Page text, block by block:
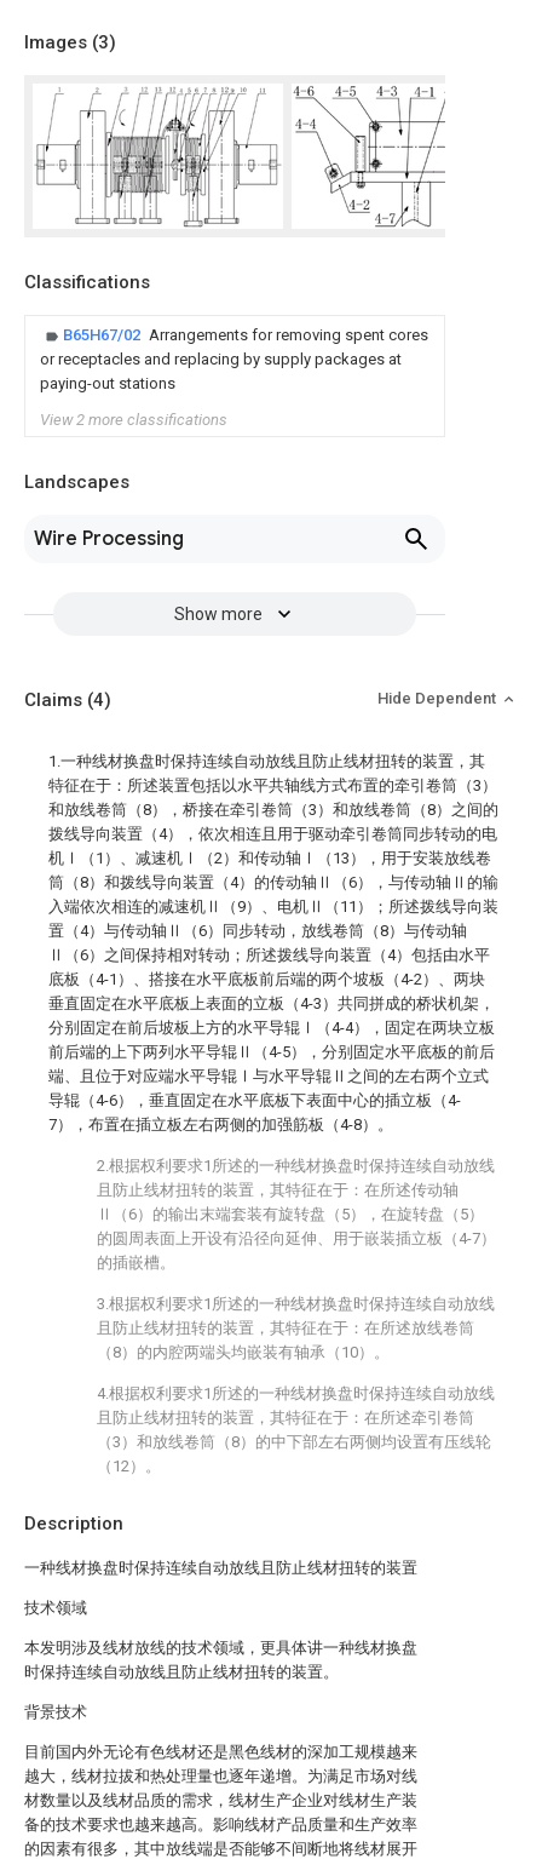
Images (3)
Classifications
B65H67/02 Arrangements for removing spent cores
or receptacles and replacing by supply packages at
paying-out stations
View 2 more classifications
Landscapes
Wire Processing
Show more
Description
一种线材换盘时保持连续自动放线且防止线材扭转的装置
技术领域
本发明涉及线材放线的技术领域，更具体讲一种线材换盘
时保持连续自动放线且防止线材扭转的装置。
背景技术
目前国内外无论有色线材还是黑色线材的深加工规模越来
越大，线材拉拔和热处理量也逐年递增。为满足市场对线
材数量以及线材品质的需求，线材生产企业对线材生产装
备的技术要求也越来越高。影响线材产品质量和生产效率
的因素有很多，其中放线端是否能够不间断地将线材展开
Claims (4) Hide Dependent
1.一种线材换盘时保持连续自动放线且防止线材扭转的装置，其
特征在于：所述装置包括以水平共轴线方式布置的牵引卷筒（3）
和放线卷筒（8），桥接在牵引卷筒（3）和放线卷筒（8）之间的
拨线导向装置（4），依次相连且用于驱动牵引卷筒同步转动的电
机Ⅰ（1）、减速机Ⅰ（2）和传动轴Ⅰ（13），用于安装放线卷
筒（8）和拨线导向装置（4）的传动轴Ⅱ（6），与传动轴Ⅱ的输
入端依次相连的减速机Ⅱ（9）、电机Ⅱ（11）；所述拨线导向装
置（4）与传动轴Ⅱ（6）同步转动，放线卷筒（8）与传动轴
Ⅱ（6）之间保持相对转动；所述拨线导向装置（4）包括由水平
底板（4-1）、搭接在水平底板前后端的两个坡板（4-2）、两块
垂直固定在水平底板上表面的立板（4-3）共同拼成的桥状机架，
分别固定在前后坡板上方的水平导辊Ⅰ（4-4），固定在两块立板
前后端的上下两列水平导辊Ⅱ（4-5），分别固定水平底板的前后
端、且位于对应端水平导辊Ⅰ与水平导辊Ⅱ之间的左右两个立式
导辊（4-6），垂直固定在水平底板下表面中心的插立板（4-
7），布置在插立板左右两侧的加强筋板（4-8）。
2.根据权利要求1所述的一种线材换盘时保持连续自动放线
且防止线材扭转的装置，其特征在于：在所述传动轴
Ⅱ（6）的输出末端套装有旋转盘（5），在旋转盘（5）
的圆周表面上开设有沿径向延伸、用于嵌装插立板（4-7）
的插嵌槽。
3.根据权利要求1所述的一种线材换盘时保持连续自动放线
且防止线材扭转的装置，其特征在于：在所述放线卷筒
（8）的内腔两端头均嵌装有轴承（10）。
4.根据权利要求1所述的一种线材换盘时保持连续自动放线
且防止线材扭转的装置，其特征在于：在所述牵引卷筒
（3）和放线卷筒（8）的中下部左右两侧均设置有压线轮
（12）。